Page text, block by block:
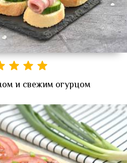
и свежим огурцом